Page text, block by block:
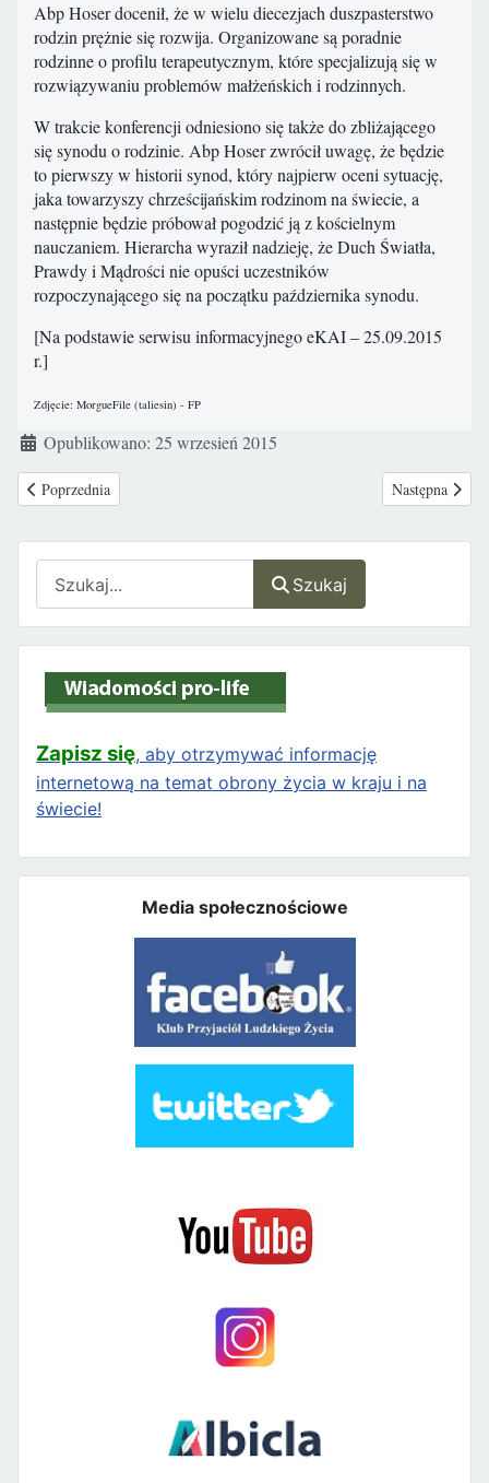
Szukaj
Zapisz się, aby otrzymywać informację
internetową na temat obrony życia w kraju i na
świecie!
Media społecznościowe
Abp Hoser docenił, że w wielu diecezjach duszpasterstwo
rodzin prężnie się rozwija. Organizowane są poradnie
rodzinne o profilu terapeutycznym, które specjalizują się w
rozwiązywaniu problemów małżeńskich i rodzinnych.
W trakcie konferencji odniesiono się także do zbliżającego
się synodu o rodzinie. Abp Hoser zwrócił uwagę, że będzie
to pierwszy w historii synod, który najpierw oceni sytuację,
jaka towarzyszy chrześcijańskim rodzinom na świecie, a
następnie będzie próbował pogodzić ją z kościelnym
nauczaniem. Hierarcha wyraził nadzieję, że Duch Światła,
Prawdy i Mądrości nie opuści uczestników
rozpoczynającego się na początku października synodu.
[Na podstawie serwisu informacyjnego eKAI – 25.09.2015
r.]
Zdjęcie: MorgueFile (taliesin) - FP
Szczegóły
Opublikowano: 25 wrzesień 2015
Poprzednia strona: Postulaty dot. małżeństwa i rodziny przed Synodem
Poprzednia Następna
Następna